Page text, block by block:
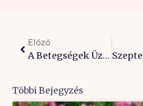
Előző
A Betegségek Üzenete: Fejfájás, Térdfájás
Többi Bejegyzés